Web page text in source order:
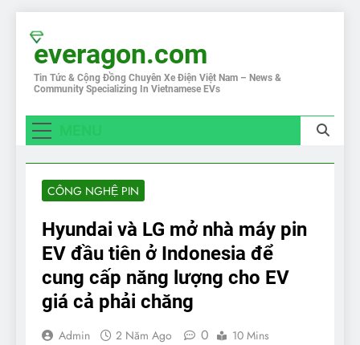
content
everagon.com
Tin Tức & Cộng Đồng Chuyên Xe Điện Việt Nam – News &
Community Specializing In Vietnamese EVs
CÔNG NGHỆ PIN
Hyundai và LG mở nhà máy pin
EV đầu tiên ở Indonesia để
cung cấp năng lượng cho EV
giá cả phải chăng
Admin 2 Năm Ago 0 10 Mins